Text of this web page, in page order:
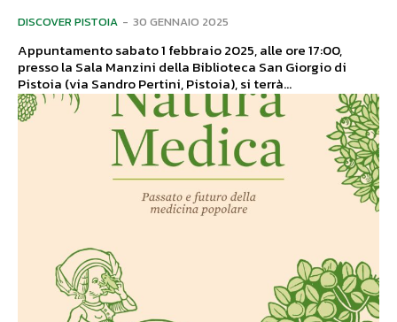
DISCOVER PISTOIA - 30 GENNAIO 2025
Appuntamento sabato 1 febbraio 2025, alle ore 17:00,
presso la Sala Manzini della Biblioteca San Giorgio di
Pistoia (via Sandro Pertini, Pistoia), si terrà...